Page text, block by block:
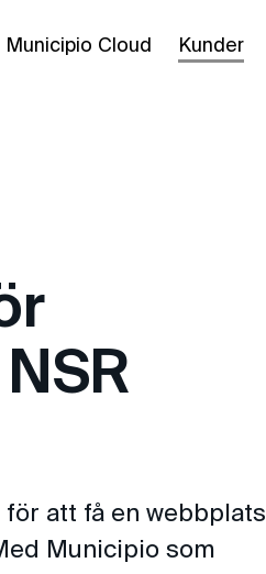
Municipio Cloud Kunder
att få en webbplats
Municipio som